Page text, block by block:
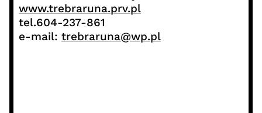
www.trebraruna.prv.pl
tel.604-237-861
e-mail: trebraruna@wp.pl